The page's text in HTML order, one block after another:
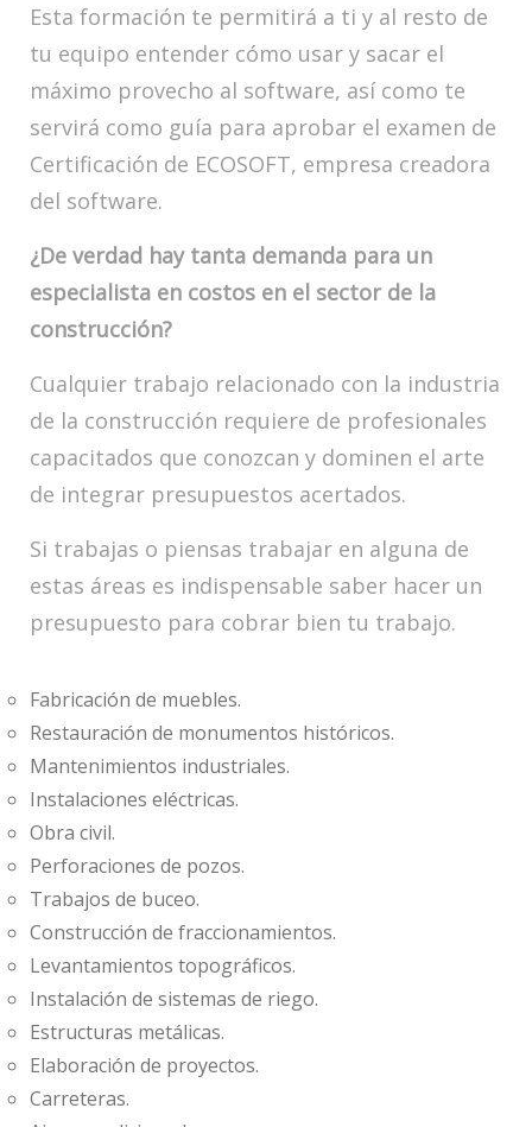
Esta formación te permitirá a ti y al resto de
tu equipo entender cómo usar y sacar el
máximo provecho al software, así como te
servirá como guía para aprobar el examen de
Certificación de ECOSOFT, empresa creadora
del software.
¿De verdad hay tanta demanda para un
especialista en costos en el sector de la
construcción?
Cualquier trabajo relacionado con la industria
de la construcción requiere de profesionales
capacitados que conozcan y dominen el arte
de integrar presupuestos acertados.
Si trabajas o piensas trabajar en alguna de
estas áreas es indispensable saber hacer un
presupuesto para cobrar bien tu trabajo.
Fabricación de muebles.
Restauración de monumentos históricos.
Mantenimientos industriales.
Instalaciones eléctricas.
Obra civil.
Perforaciones de pozos.
Trabajos de buceo.
Construcción de fraccionamientos.
Levantamientos topográficos.
Instalación de sistemas de riego.
Estructuras metálicas.
Elaboración de proyectos.
Carreteras.